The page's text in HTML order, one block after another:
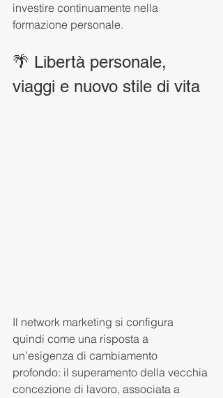
investire continuamente nella
formazione personale.
🌴 Libertà personale,
viaggi e nuovo stile di vita
Il network marketing si configura
quindi come una risposta a
un’esigenza di cambiamento
profondo: il superamento della vecchia
concezione di lavoro, associata a